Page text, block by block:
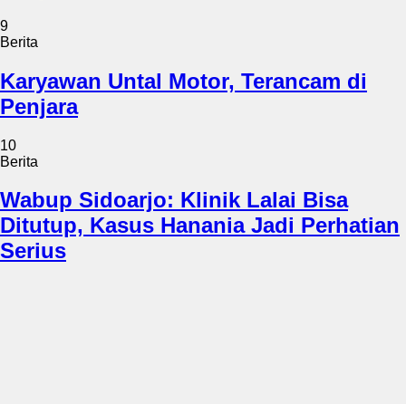
9
Berita
Karyawan Untal Motor, Terancam di
Penjara
10
Berita
Wabup Sidoarjo: Klinik Lalai Bisa
Ditutup, Kasus Hanania Jadi Perhatian
Serius